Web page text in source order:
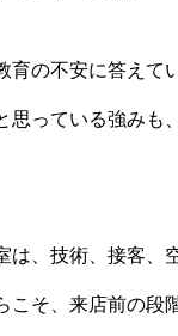
育の不安に答えて
思っている強みも
は、技術、接客、
こそ、来店前の段